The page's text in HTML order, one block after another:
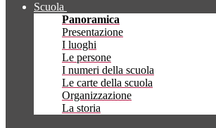
Scuola
Panoramica
Presentazione
I luoghi
Le persone
I numeri della scuola
Le carte della scuola
Organizzazione
La storia